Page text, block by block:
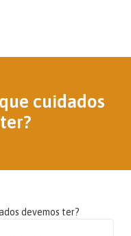
cuidados